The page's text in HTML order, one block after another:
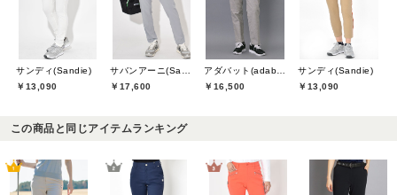
サンディ(Sandie)
￥13,090
￥17,600
￥16,500
サンディ(Sandie)
￥13,090
この商品と同じアイテムランキング